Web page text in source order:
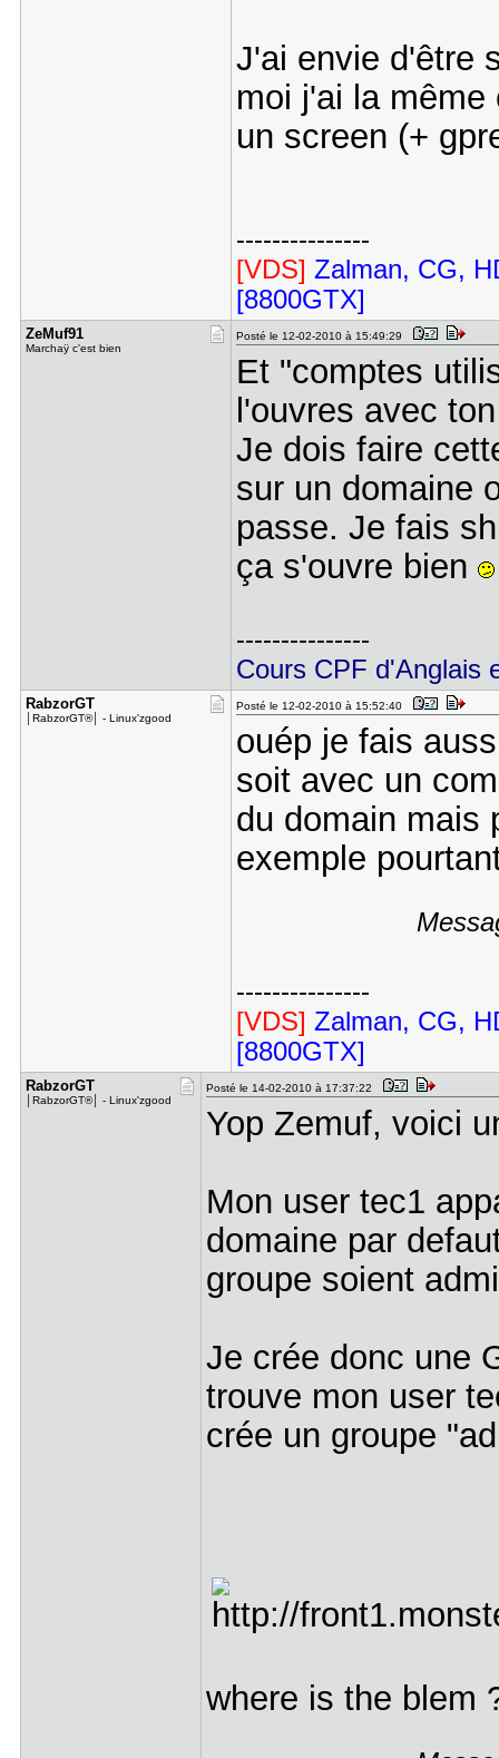
J'ai envie d'être
moi j'ai la
un screen (+
---------------
[VDS] Zalman, CG,
[8800GTX]
ZeMuf91
Marchaÿ c'est bien
Posté le 12-02-2010 à 15:49:29
Et "comptes
l'ouvres avec
Je dois faire
sur un domaine
passe. Je fais
ça s'ouvre bien
---------------
Cours CPF d'Anglais
RabzorGT
│RabzorGT®│ - Linux'zgood
Posté le 12-02-2010 à 15:52:40
ouép je fais
soit avec un
du domain mais
exemple
---------------
[VDS] Zalman, CG,
[8800GTX]
RabzorGT
│RabzorGT®│ - Linux'zgood
Posté le 14-02-2010 à 17:37:22
Yop Zemuf, voici
Mon user tec1
domaine par
groupe soient
Je crée donc une
trouve mon user
crée un groupe
where is the blem